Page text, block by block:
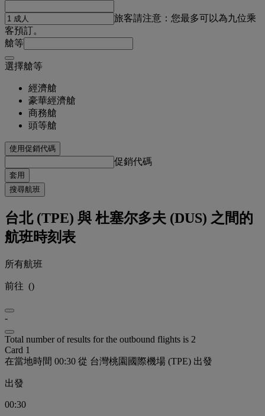
旅客請注意：您最多可以為九位乘
客預訂。
艙等
選擇艙等
經濟艙
豪華經濟艙
商務艙
頭等艙
使用促銷代碼
促銷代碼
套用
搜尋航班
台北 (TPE) 與 杜塞尔多夫 (DUS) 之間的
航班時刻表
所有航班
前往 ()
-
Total number of results for the outbound flights is 2
Card 1
在當地時間 00:30 從 台灣桃園國際機場 (TPE) 出發
出發
00:30